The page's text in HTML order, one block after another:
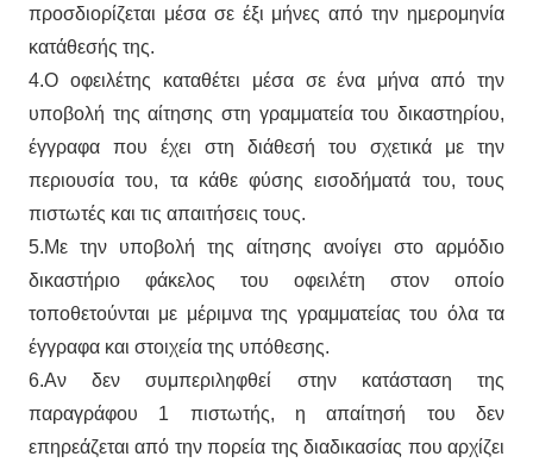
προσδιορίζεται μέσα σε έξι μήνες από την ημερομηνία
κατάθεσής της.
4.Ο οφειλέτης καταθέτει μέσα σε ένα μήνα από την
υποβολή της αίτησης στη γραμματεία του δικαστηρίου,
έγγραφα που έχει στη διάθεσή του σχετικά με την
περιουσία του, τα κάθε φύσης εισοδήματά του, τους
πιστωτές και τις απαιτήσεις τους.
5.Με την υποβολή της αίτησης ανοίγει στο αρμόδιο
δικαστήριο φάκελος του οφειλέτη στον οποίο
τοποθετούνται με μέριμνα της γραμματείας του όλα τα
έγγραφα και στοιχεία της υπόθεσης.
6.Αν δεν συμπεριληφθεί στην κατάσταση της
παραγράφου 1 πιστωτής, η απαίτησή του δεν
επηρεάζεται από την πορεία της διαδικασίας που αρχίζει